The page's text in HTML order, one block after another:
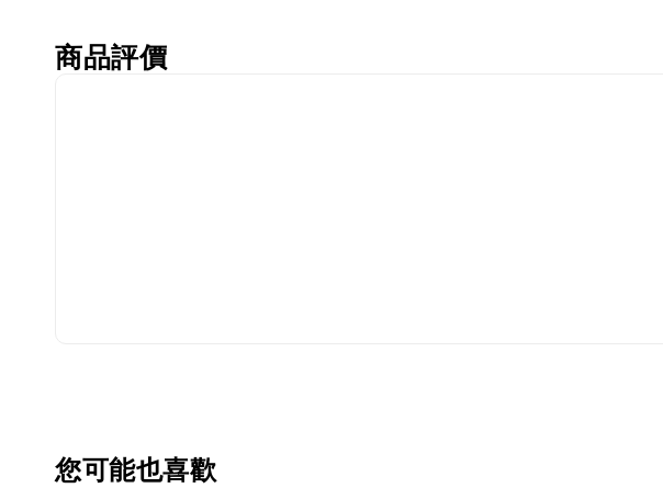
商品評價
您可能也喜歡